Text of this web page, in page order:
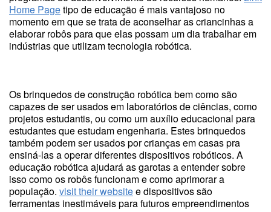
Home Pagetipo de educação é mais vantajoso no
momento em que se trata de aconselhar as criancinhas a
elaborar robôs para que elas possam um dia trabalhar em
indústrias que utilizam tecnologia robótica.
Os brinquedos de construção robótica bem como são
capazes de ser usados em laboratórios de ciências, como
projetos estudantis, ou como um auxílio educacional para
estudantes que estudam engenharia. Estes brinquedos
também podem ser usados por crianças em casas pra
ensiná-las a operar diferentes dispositivos robóticos. A
educação robótica ajudará as garotas a entender sobre
isso como os robôs funcionam e como aprimorar a
população. visit their websitee dispositivos são
ferramentas inestimáveis para futuros empreendimentos